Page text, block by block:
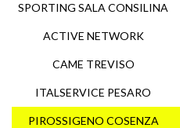
SPORTING SALA CONSILINA
ACTIVE NETWORK
CAME TREVISO
ITALSERVICE PESARO
PIROSSIGENO COSENZA